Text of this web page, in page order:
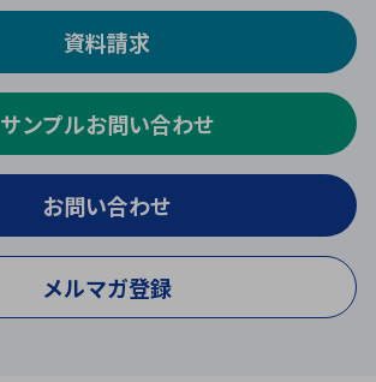
資料請求
サンプルお問い合わせ
お問い合わせ
メルマガ登録